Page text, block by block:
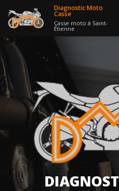
au
contenu
Diagnostic Moto
Casse
Casse moto à Saint-
Étienne